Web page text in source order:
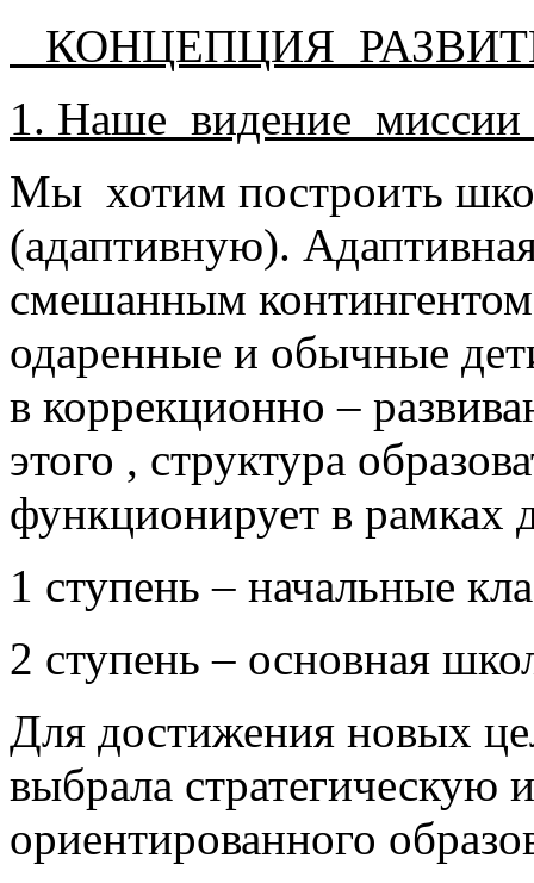
КОНЦЕПЦИЯ
1. Наше видение
Мы хотим построить
(адаптивную).
смешанным
одаренные и обычные
в коррекционно –
этого , структура
функционирует в рамках
1 ступень – начальные
2 ступень – основная
Для достижения новых
выбрала стратегическую
ориентированного